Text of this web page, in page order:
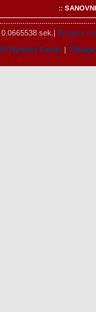
::
sek.| Brugere
Nyheds Feeds |